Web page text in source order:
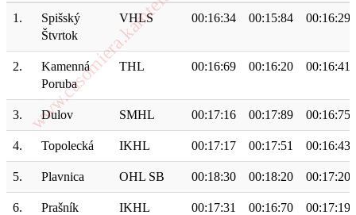
1.
Spišský
Štvrtok
VHLS 00:16:34 00:15:84 00:16:29
2.
Kamenná
Poruba
THL 00:16:69 00:16:20 00:16:41
3. Dulov SMHL 00:17:16 00:17:89 00:16:75
4. Topolecká IKHL 00:17:17 00:17:51 00:16:43
5. Plavnica OHL SB 00:18:30 00:18:20 00:17:20
6. Prašník IKHL 00:17:31 00:16:70 00:17:19